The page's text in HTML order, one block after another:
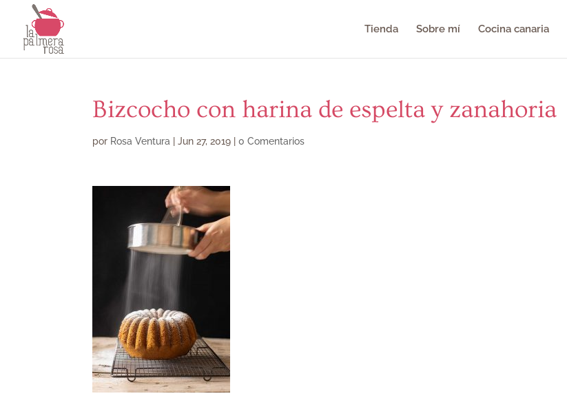
Tienda Sobre mí Cocina canaria
Bizcocho con harina de espelta y zanahoria
por Rosa Ventura |Jun 27, 2019 |0 Comentarios